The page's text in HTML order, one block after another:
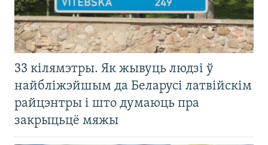
33 кілямэтры. Як жывуць людзі ў
найбліжэйшым да Беларусі латвійскім
райцэнтры і што думаюць пра
закрыцьцё мяжы